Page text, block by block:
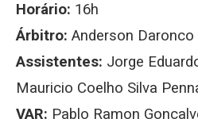
Horário: 16h
Árbitro: Anderson Daronco
Assistentes: Jorge
Mauricio Coelho Silva
VAR: Pablo Ramon